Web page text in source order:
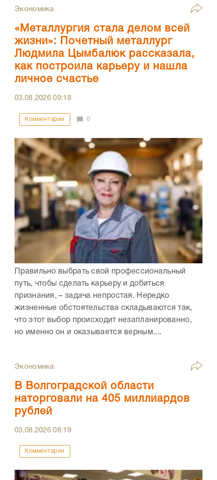
Экономика
«Металлургия стала делом всей
жизни»: Почетный металлург
Людмила Цымбалюк рассказала,
как построила карьеру и нашла
личное счастье
03.08.202609:18
Комментарии 0
Правильно выбрать свой профессиональный
путь, чтобы сделать карьеру и добиться
признания, – задача непростая. Нередко
жизненные обстоятельства складываются так,
что этот выбор происходит незапланированно,
но именно он и оказывается верным....
Экономика
В Волгоградской области
наторговали на 405 миллиардов
рублей
03.08.202608:19
Комментарии